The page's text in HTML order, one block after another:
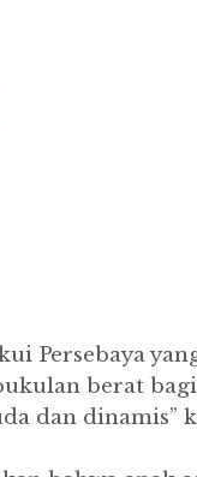
Persebaya
berat
dan dinamis”